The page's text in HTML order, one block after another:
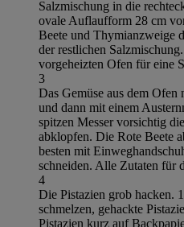
Salzmischung in die
ovale Auflaufform 28 cm
Beete und Thymianzweige
der restlichen
vorgeheizten Ofen für eine
3
Das Gemüse aus dem Ofen
und dann mit einem
spitzen Messer vorsichtig
abklopfen. Die Rote Beete
besten mit
schneiden. Alle Zutaten für
4
Die Pistazien grob hacken.
schmelzen, gehackte
Pistazien kurz auf